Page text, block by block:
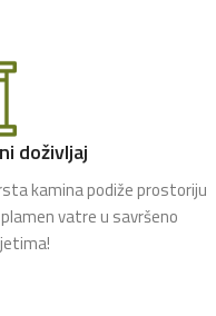
doživljaj
kamina podiže prostoriju
vatre u savršeno